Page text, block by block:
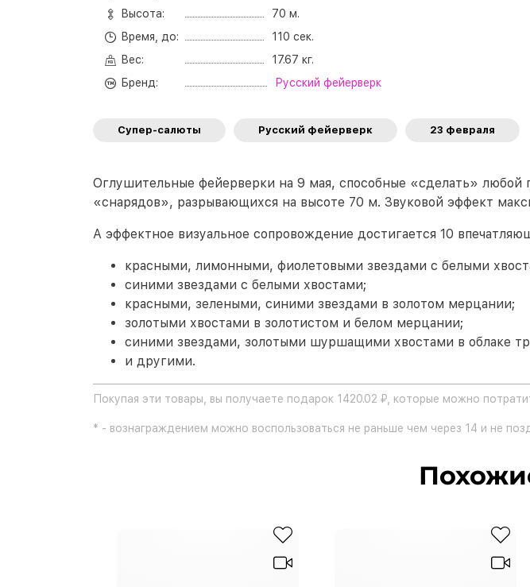
Высота:
70 м.
Время, до:
110 сек.
Вес:
17.67 кг.
Бренд:
Русский фейерверк
Супер-салюты Русский фейерверк 23 февраля
Оглушительные фейерверки на 9 мая, способные «сделать» любой
«снарядов», разрывающихся на высоте 70 м. Звуковой эффект
А эффектное визуальное сопровождение достигается 10
красными, лимонными, фиолетовыми звездами с белыми
синими звездами с белыми хвостами;
красными, зелеными, синими звездами в золотом мерцании;
золотыми хвостами в золотистом и белом мерцании;
синими звездами, золотыми шуршащими хвостами в облаке
и другими.
Покупая эти товары, вы получаете подарок 1420.02 ₽, которые можно
* - вознаграждением можно воспользоваться не раньше чем через 14 и не